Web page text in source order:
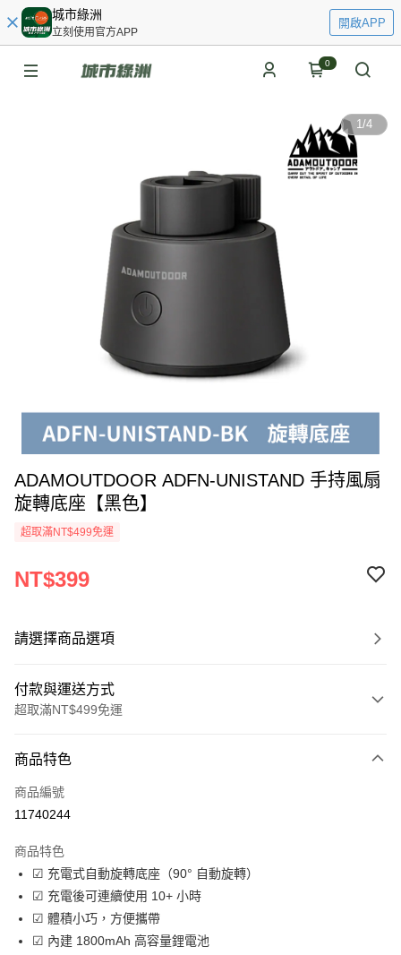
城市綠洲
立刻使用官方APP
開啟APP
0
1/4
ADAMOUTDOOR ADFN-UNISTAND 手持風扇
旋轉底座【黑色】
超取滿NT$499免運
NT$399
請選擇商品選項
付款與運送方式
超取滿NT$499免運
信用卡一次付款
超商取貨付款
Apple Pay
街口支付
悠遊付
商品特色
商品編號
11740244
商品特色
☑ 充電式自動旋轉底座（90° 自動旋轉）
☑ 充電後可連續使用 10+ 小時
☑ 體積小巧，方便攜帶
☑ 內建 1800mAh 高容量鋰電池